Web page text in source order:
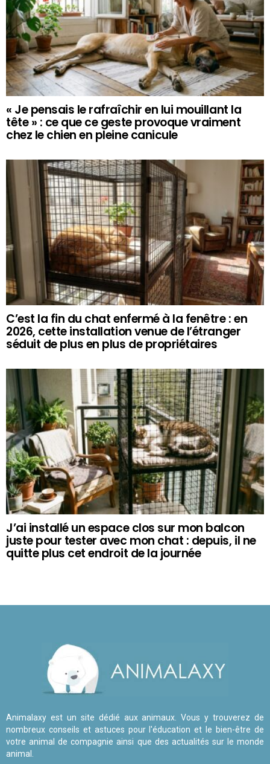
« Je pensais le rafraîchir en lui mouillant la
tête » : ce que ce geste provoque vraiment
chez le chien en pleine canicule
C’est la fin du chat enfermé à la fenêtre : en
2026, cette installation venue de l’étranger
séduit de plus en plus de propriétaires
J’ai installé un espace clos sur mon balcon
juste pour tester avec mon chat : depuis, il ne
quitte plus cet endroit de la journée
Animalaxy est un site dédié aux animaux. Vous y trouverez de
nombreux conseils et astuces pour l'éducation et le bien-être de
votre animal de compagnie ainsi que des actualités sur le monde
animal.